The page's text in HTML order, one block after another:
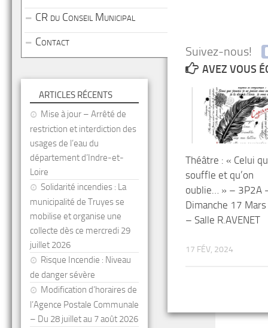
Suivez-nous!
AVEZ VOUS
Théâtre : « Celui
souffle et qu’on
oublie… » – 3P2A
Dimanche 17
– Salle R.AVENET
17 FÉV, 2024
CR du Conseil Municipal
Contact
ARTICLES RÉCENTS
Mise à jour – Arrêté de
restriction et interdiction des
usages de l’eau du
département d’Indre-et-
Loire
Solidarité incendies : La
municipalité de Truyes se
mobilise et organise une
collecte dès ce mercredi 29
juillet 2026
Risque Incendie : Niveau
de danger sévère
Modification d’horaires de
l’Agence Postale Communale
– Du 28 juillet au 7 août 2026